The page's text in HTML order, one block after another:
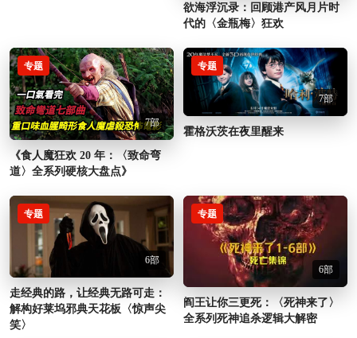
欲海浮沉录：回顾港产风月片时
代的〈金瓶梅〉狂欢
专题
7部
《食人魔狂欢 20 年：〈致命弯
道〉全系列硬核大盘点》
专题
7部
霍格沃茨在夜里醒来
专题
6部
走经典的路，让经典无路可走：
解构好莱坞邪典天花板〈惊声尖
笑〉
专题
6部
阎王让你三更死：〈死神来了〉
全系列死神追杀逻辑大解密